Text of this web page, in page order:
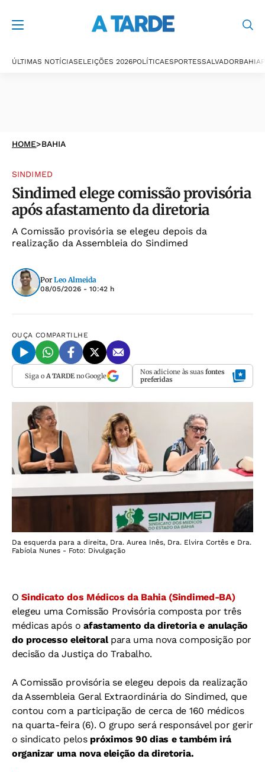
ÚLTIMAS NOTÍCIASELEIÇÕES 2026POLÍTICAESPORTESSALVADORBAHIA
HOME>BAHIA
SINDIMED
Sindimed elege comissão provisória
após afastamento da diretoria
A Comissão provisória se elegeu depois da
realização da Assembleia do Sindimed
Por Leo Almeida
08/05/2026 - 10:42 h
OUÇA COMPARTILHE
Siga o A TARDEno Google Nos adicione às suas fontes
preferidas
Da esquerda para a direita, Dra. Aurea Inês, Dra. Elvira Cortês e Dra.
Fabíola Nunes - Foto: Divulgação
OSindicato dos Médicos da Bahia (Sindimed-BA)
elegeu uma Comissão Provisória composta por três
médicas após oafastamento da diretoria e anulação
do processo eleitoralpara uma nova composição por
decisão da Justiça do Trabalho.
A Comissão provisória se elegeu depois da realização
da Assembleia Geral Extraordinária do Sindimed, que
contou com a participação de cerca de 160 médicos
na quarta-feira (6). O grupo será responsável por gerir
o sindicato pelos próximos 90 dias e também irá
organizar uma nova eleição da diretoria.